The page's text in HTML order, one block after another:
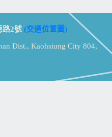
路2號 (交通位置圖)
Dist., Kaohsiung City 804,